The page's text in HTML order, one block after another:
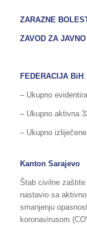
ZARAZNE
ZAVOD ZA
FEDERACIJA BiH
– Ukupno
– Ukupno aktivna
– Ukupno
Kanton Sarajevo
Štab civilne zaštite
nastavio sa
smanjenju
koronavirusom